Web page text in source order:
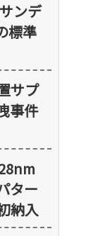
ンデ
標準
サプ
事件
ター
納入